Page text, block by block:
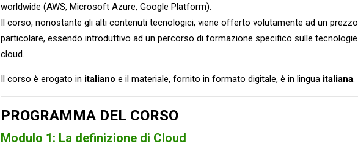
worldwide (AWS, Microsoft Azure, Google Platform).
Il corso, nonostante gli alti contenuti tecnologici, viene offerto volutamente ad un prezzo
particolare, essendo introduttivo ad un percorso di formazione specifico sulle tecnologie
cloud.
Il corso è erogato in italiano e il materiale, fornito in formato digitale, è in lingua italiana.
PROGRAMMA DEL CORSO
Modulo 1: La definizione di Cloud